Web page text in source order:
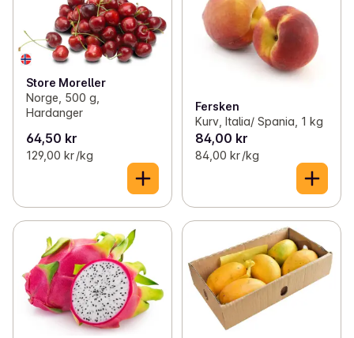
Store Moreller
Norge, 500 g,
Hardanger
64,50 kr
129,00 kr /kg
Fersken
Kurv, Italia/ Spania, 1 kg
84,00 kr
84,00 kr /kg